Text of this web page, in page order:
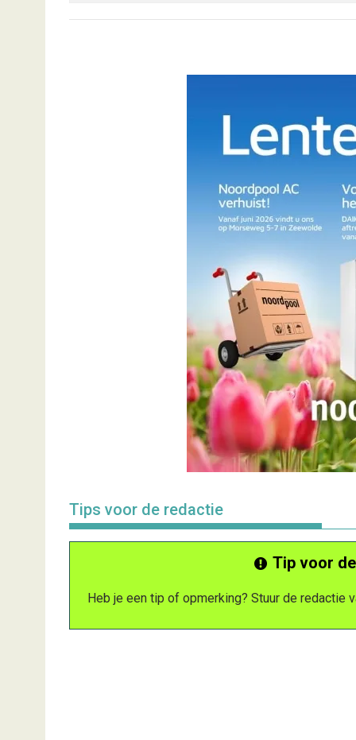
Tips voor de redactie
Tip voor
Heb je een tip of opmerking? Stuur de redactie